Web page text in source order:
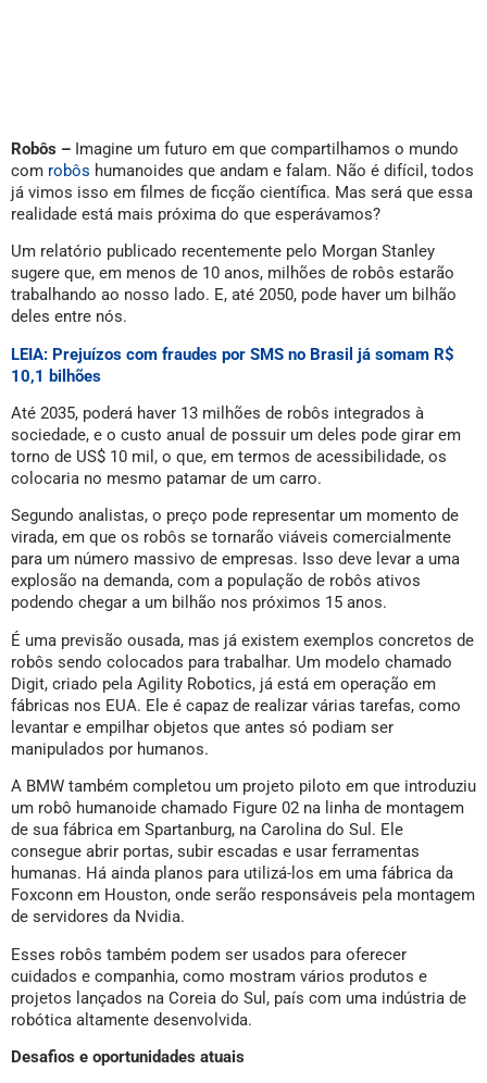
Robôs – Imagine um futuro em que compartilhamos o mundo
com robôs humanoides que andam e falam. Não é difícil, todos
já vimos isso em filmes de ficção científica. Mas será que essa
realidade está mais próxima do que esperávamos?
Um relatório publicado recentemente pelo Morgan Stanley
sugere que, em menos de 10 anos, milhões de robôs estarão
trabalhando ao nosso lado. E, até 2050, pode haver um bilhão
deles entre nós.
LEIA: Prejuízos com fraudes por SMS no Brasil já somam R$
10,1 bilhões
Até 2035, poderá haver 13 milhões de robôs integrados à
sociedade, e o custo anual de possuir um deles pode girar em
torno de US$ 10 mil, o que, em termos de acessibilidade, os
colocaria no mesmo patamar de um carro.
Segundo analistas, o preço pode representar um momento de
virada, em que os robôs se tornarão viáveis comercialmente
para um número massivo de empresas. Isso deve levar a uma
explosão na demanda, com a população de robôs ativos
podendo chegar a um bilhão nos próximos 15 anos.
É uma previsão ousada, mas já existem exemplos concretos de
robôs sendo colocados para trabalhar. Um modelo chamado
Digit, criado pela Agility Robotics, já está em operação em
fábricas nos EUA. Ele é capaz de realizar várias tarefas, como
levantar e empilhar objetos que antes só podiam ser
manipulados por humanos.
A BMW também completou um projeto piloto em que introduziu
um robô humanoide chamado Figure 02 na linha de montagem
de sua fábrica em Spartanburg, na Carolina do Sul. Ele
consegue abrir portas, subir escadas e usar ferramentas
humanas. Há ainda planos para utilizá-los em uma fábrica da
Foxconn em Houston, onde serão responsáveis pela montagem
de servidores da Nvidia.
Esses robôs também podem ser usados para oferecer
cuidados e companhia, como mostram vários produtos e
projetos lançados na Coreia do Sul, país com uma indústria de
robótica altamente desenvolvida.
Desafios e oportunidades atuais